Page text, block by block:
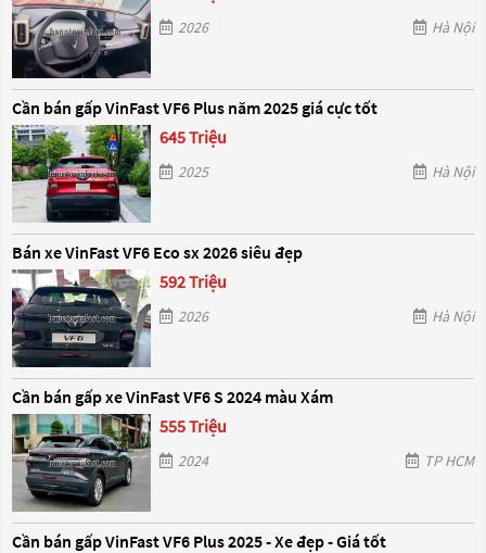
2026 Hà Nội
Cần bán gấp VinFast VF6 Plus năm 2025 giá cực tốt
645 Triệu
2025 Hà Nội
Bán xe VinFast VF6 Eco sx 2026 siêu đẹp
592 Triệu
2026 Hà Nội
Cần bán gấp xe VinFast VF6 S 2024 màu Xám
555 Triệu
2024 TP HCM
Cần bán gấp VinFast VF6 Plus 2025 - Xe đẹp - Giá tốt